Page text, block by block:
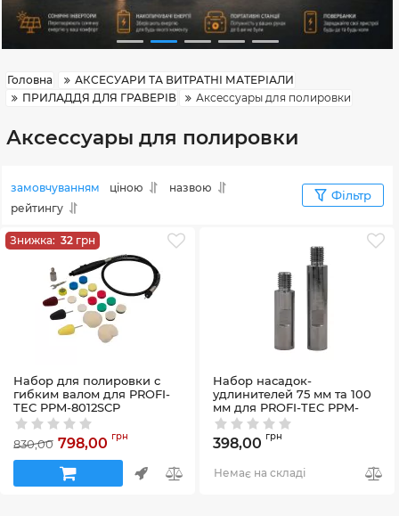
Головна
АКСЕСУАРИ ТА ВИТРАТНІ МАТЕРІАЛИ
ПРИЛАДДЯ ДЛЯ ГРАВЕРІВ
Аксессуары для полировки
Аксессуары для полировки
замовчуванням ціною
назвою
рейтингу
Фільтр
Знижка: 32 грн
Набор для полировки с
гибким валом для PROFI-
TEC PPM-8012SCP
Артикул:58_30795
830,00 798,00 грн
Набор насадок-
удлинителей 75 мм та 100
мм для PROFI-TEC PPM-
8012SCP
Артикул:58_30793
398,00 грн
Немає на складі